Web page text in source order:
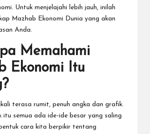
Untuk menjelajahi lebih jauh, inilah
Mazhab Ekonomi Dunia yang akan
Anda.
Memahami
Ekonomi Itu
terasa rumit, penuh angka dan grafik.
itu semua ada ide-ide besar yang saling
cara kita berpikir tentang